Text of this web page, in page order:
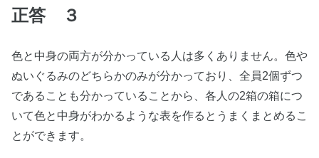
正答 ３
色と中身の両方が分かっている人は多くありません。色や
ぬいぐるみのどちらかのみが分かっており、全員2個ずつ
であることも分かっていることから、各人の2箱の箱につ
いて色と中身がわかるような表を作るとうまくまとめるこ
とができます。